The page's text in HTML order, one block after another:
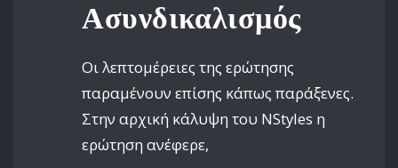
Ασυνδικαλισμός
Οι λεπτομέρειες της ερώτησης
παραμένουν επίσης κάπως παράξενες.
Στην αρχική κάλυψη του NStyles η
ερώτηση ανέφερε,